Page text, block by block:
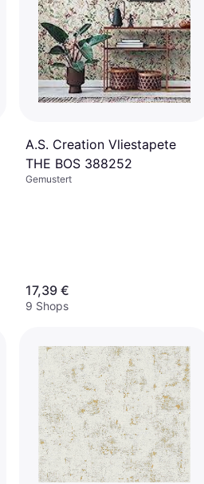
A.S. Creation Vliestapete
THE BOS 388252
Gemustert
17,39 €
9 Shops